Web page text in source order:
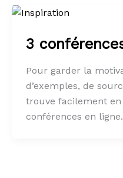
3
Pour garder la
d’exemples, de
trouve facilement
conférences en ligne.